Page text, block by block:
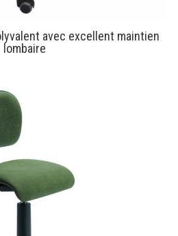
avec excellent maintien
lombaire